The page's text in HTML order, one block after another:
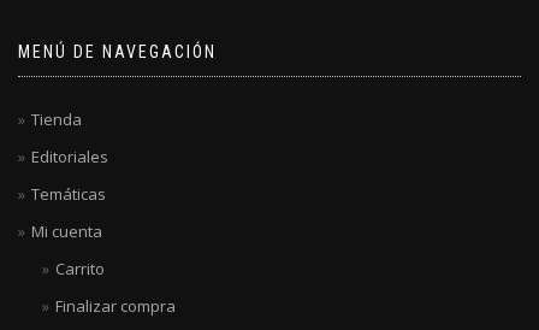
MENÚ DE NAVEGACIÓN
Tienda
Editoriales
Temáticas
Mi cuenta
Carrito
Finalizar compra